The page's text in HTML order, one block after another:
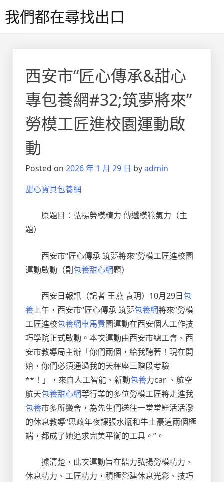
to我們都在尋找出口
西安市“匠心傳承&甜心
專包養網#32;筑夢將來”
勞模工匠進校園運動啟
動
Posted on 2026 年 1 月 29 日 byadmin
甜心寶貝包養網
原題目：弘揚勞模精力 傳遞模範氣力（主
題）
西安市“匠心傳承 筑夢將來”勞模工匠進校園
運動啟動（副包養甜心網題）
西安日報訊（記者 王燕 袁玥）10月29日包
養上午，西安市“匠心傳承 筑夢包養網將來”勞模
工匠進校包養網車馬費園運動在西安個人工作技
巧學院正式啟動。本次運動由西安市總工會、西
安市教導局主辦「你們兩個，給我聽著！現在開
始，你們必須通過我的天秤座三階段考驗
**！」，來自人工智能、新動包養力car 、航空
航天包養甜心網等行業的多位勞模工匠將走進我
包養市多所黌舍，為先生們送往一堂堂鮮活活潑
的休息教導“思政年夜課張水瓶和牛土豪這兩個極
端，都成了她追求完美平衡的工具。”。
據清楚，此次運動旨在鼎力弘揚勞模精力、
休息精力、工匠精力，積極營建休息光彩、技巧